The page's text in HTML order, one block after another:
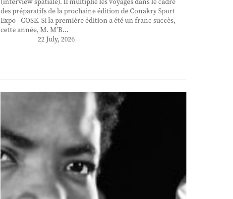
(interview spatiale). Il multiplie les voyages dans le cadre
des préparatifs de la prochaine édition de Conakry Sport
Expo - COSE. Si la première édition a été un franc succès,
cette année, M. M’B...
22 July, 2026